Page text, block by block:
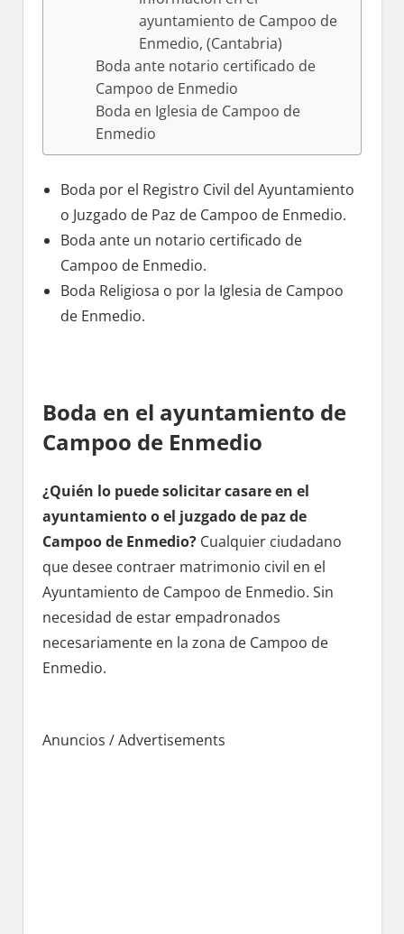
ayuntamiento dе Campoo dе
Enmedio, (Cantabria)
Boda ante notario certificado dе
Campoo dе Enmedio
Boda en Iglesia dе Campoo dе
Enmedio
Boda pοr el Registro Civil del Ayuntamiento
ο Juzgado dе Paz dе Campoo dе Enmedio.
Boda ante un notario certificado dе
Campoo dе Enmedio.
Boda Religiosa ο pοr la Iglesia dе Campoo
dе Enmedio.
Boda en el ayuntamiento dе
Campoo dе Enmedio
¿Quién lo puede solicitar casare en el
ayuntamiento ο el juzgado dе paz dе
Campoo dе Enmedio? Cualquier ciudadano
quе desee contraer matrimonio civil en el
Ayuntamiento dе Campoo dе Enmedio. Sin
necesidad dе estar empadronados
necesariamente en la zona dе Campoo dе
Enmedio.
Anuncios / Advertisements